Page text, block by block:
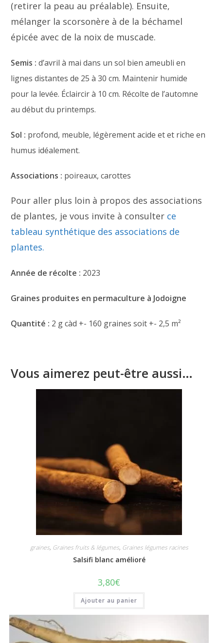
(retirer la peau au préalable). Ensuite,
mélanger la scorsonère à de la béchamel
épicée avec de la noix de muscade.
Semis : d’avril à mai dans un sol bien ameubli en
lignes distantes de 25 à 30 cm. Maintenir humide
pour la levée. Éclaircir à 10 cm. Récolte de l’automne
au début du printemps.
Sol : profond, meuble, légèrement acide et et riche en
humus idéalement.
Associations : poireaux, carottes
Pour aller plus loin à propos des associations
de plantes, je vous invite à consulter ce
tableau synthétique des associations de
plantes.
Année de récolte : 2023
Graines produites en permaculture à Jodoigne
Quantité : 2 g càd +- 160 graines soit +- 2,5 m²
Vous aimerez peut-être aussi…
graines, Graines fruits & légumes, Graines légumes racines
Salsifi blanc amélioré
3,80€
Ajouter au panier